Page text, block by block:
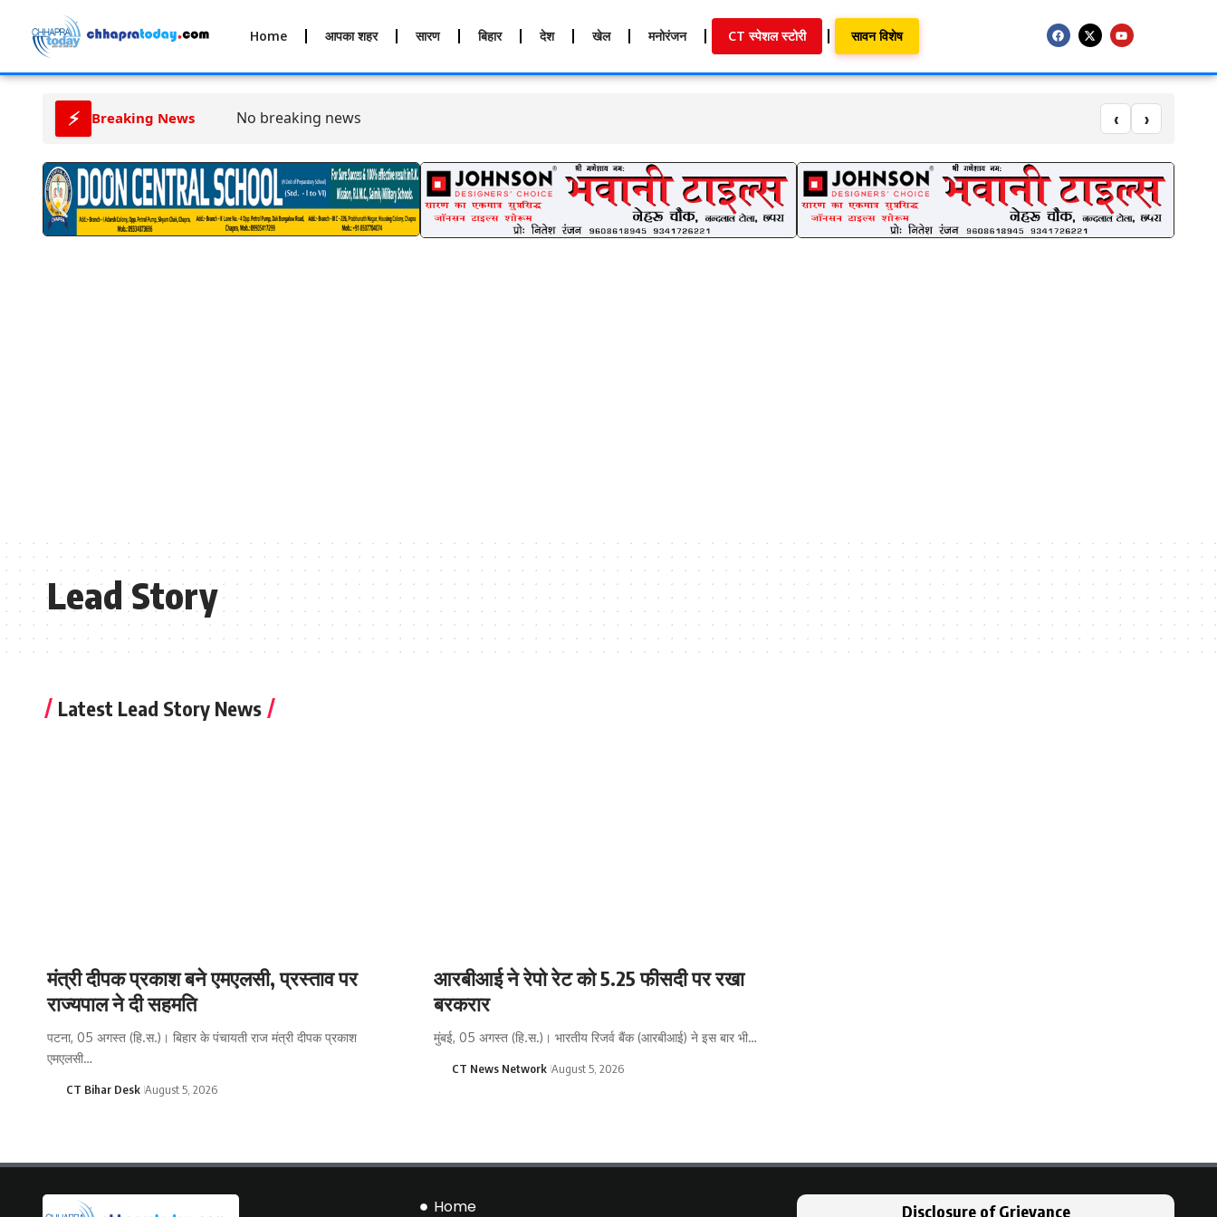
Home आपका शहर सारण बिहार देश खेल मनोरंजन CT स्पेशल स्टोरी सावन विशेष
⚡ Breaking News No breaking news ‹ ›
Lead Story
Latest Lead Story News
मंत्री दीपक प्रकाश बने एमएलसी, प्रस्ताव पर
राज्यपाल ने दी सहमति
पटना, 05 अगस्त (हि.स.)। बिहार के पंचायती राज मंत्री दीपक प्रकाश
एमएलसी…
CT Bihar Desk August 5, 2026
आरबीआई ने रेपो रेट को 5.25 फीसदी पर रखा
बरकरार
मुंबई, 05 अगस्त (हि.स.)। भारतीय रिजर्व बैंक (आरबीआई) ने इस बार भी…
CT News Network August 5, 2026
Home Disclosure of Grievance